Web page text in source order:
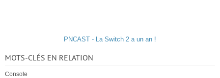
PNCAST - La Switch 2 a un an !
MOTS-CLÉS EN RELATION
Console